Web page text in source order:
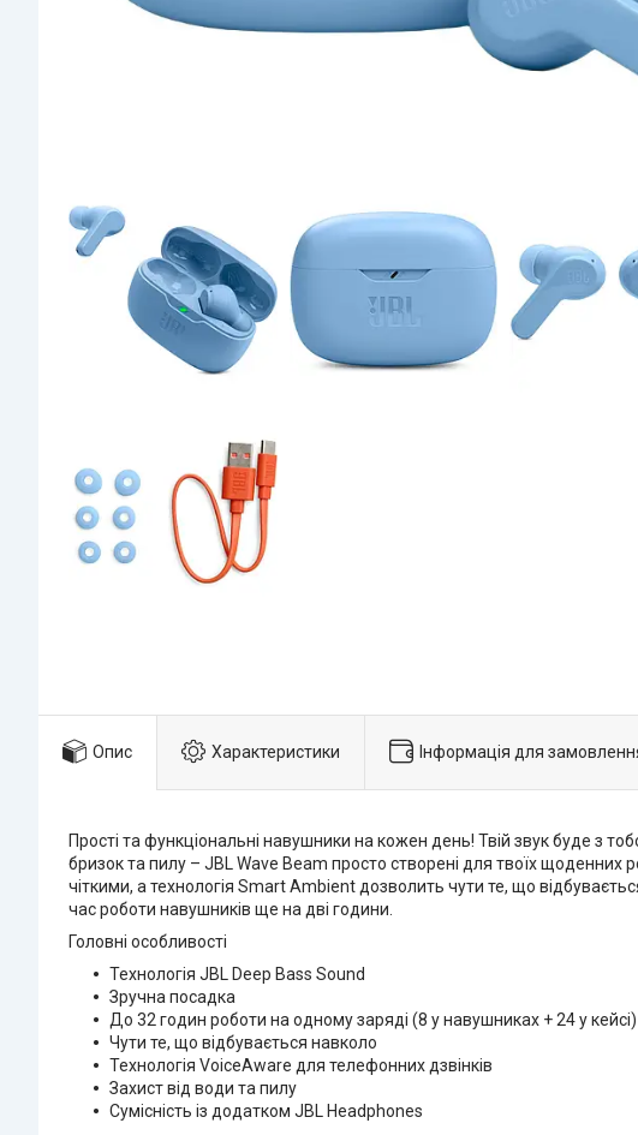
Опис Характеристики Інформація для
Прості та функціональні навушники на кожен день! Твій звук буде з
бризок та пилу – JBL Wave Beam просто створені для твоїх щоденних
чіткими, а технологія Smart Ambient дозволить чути те, що
час роботи навушників ще на дві години.
Головні особливості
Технологія JBL Deep Bass Sound
Зручна посадка
До 32 годин роботи на одному заряді (8 у навушниках + 24 у
Чути те, що відбувається навколо
Технологія VoiceAware для телефонних дзвінків
Захист від води та пилу
Сумісність із додатком JBL Headphones